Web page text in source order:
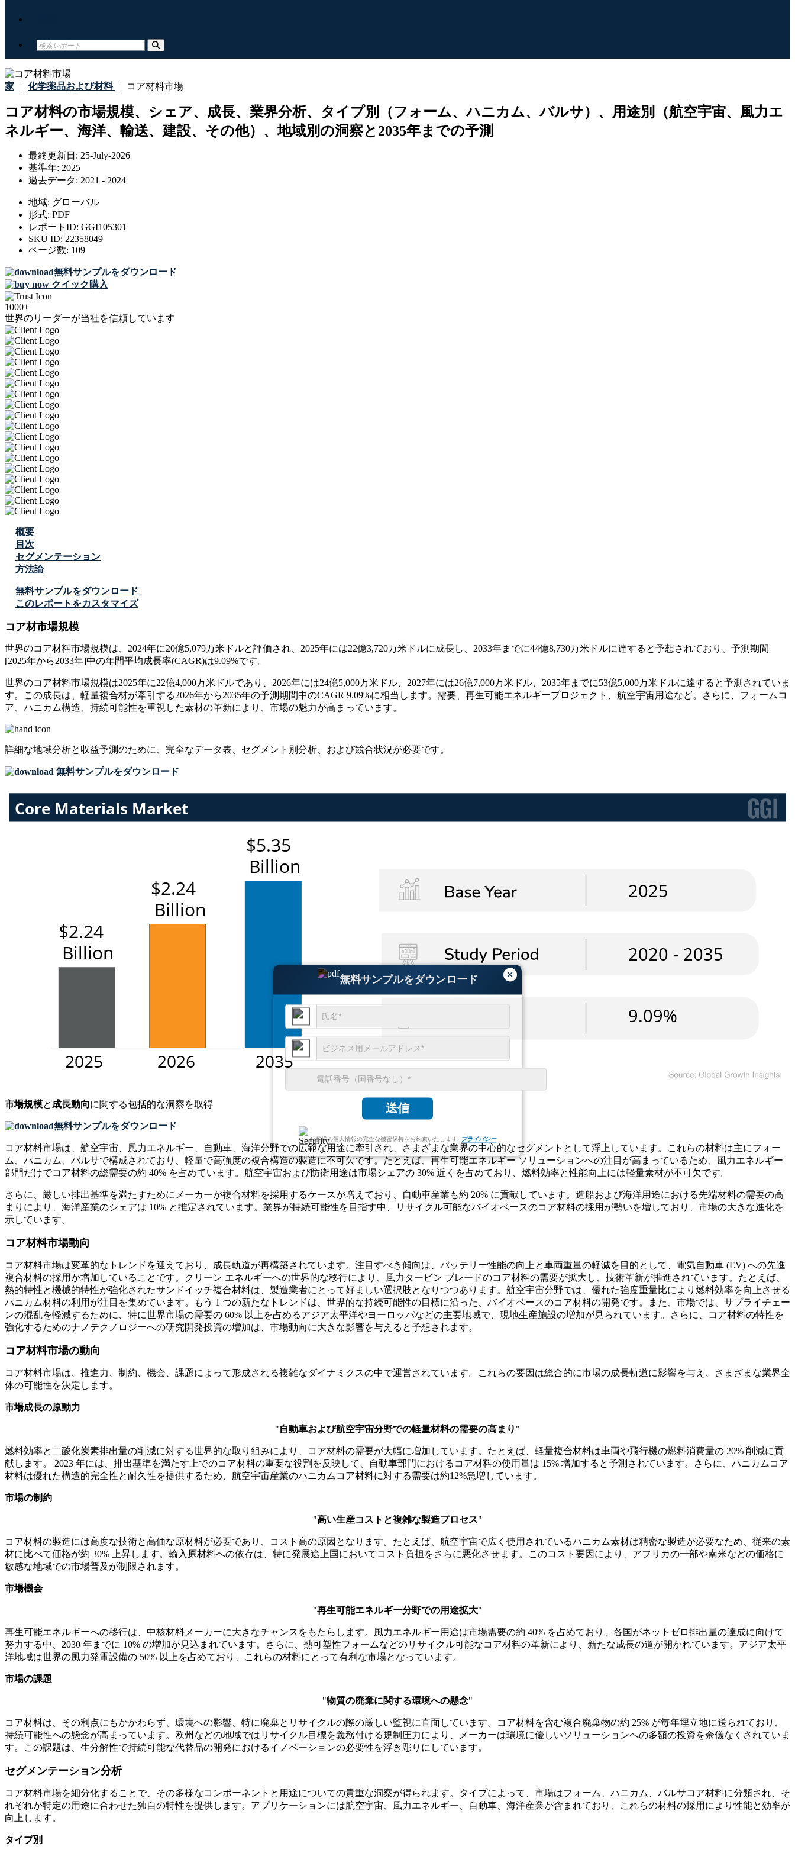
家 | 化学薬品および材料 | コア材料市場
コア材料の市場規模、シェア、成長、業界分析、タイプ別（フォーム、ハニカム、バルサ）、用途別（航空宇宙、風力エ
ネルギー、海洋、輸送、建設、その他）、地域別の洞察と2035年までの予測
最終更新日: 25-July-2026
基準年: 2025
過去データ: 2021 - 2024
地域: グローバル
形式: PDF
レポートID: GGI105301
SKU ID: 22358049
ページ数: 109
無料サンプルをダウンロード
クイック購入
1000+
世界のリーダーが当社を信頼しています
×
無料サンプルをダウンロード
送信
お客様の個人情報の完全な機密保持をお約束いたします. プライバシー
概要
目次
セグメンテーション
方法論
無料サンプルをダウンロード
このレポートをカスタマイズ
コア材市場規模
世界のコア材料市場規模は、2024年に20億5,079万米ドルと評価され、2025年には22億3,720万米ドルに成長し、2033年までに44億8,730万米ドルに達すると予想されており、予測期間
[2025年から2033年]中の年間平均成長率(CAGR)は9.09%です。
世界のコア材料市場規模は2025年に22億4,000万米ドルであり、2026年には24億5,000万米ドル、2027年には26億7,000万米ドル、2035年までに53億5,000万米ドルに達すると予測されていま
す。この成長は、軽量複合材が牽引する2026年から2035年の予測期間中のCAGR 9.09%に相当します。需要、再生可能エネルギープロジェクト、航空宇宙用途など。さらに、フォームコ
ア、ハニカム構造、持続可能性を重視した素材の革新により、市場の魅力が高まっています。
詳細な地域分析と収益予測のために、 完全なデータ表、セグメント別分析、および競合状況が必要です。
無料サンプルをダウンロード
市場規模と 成長動向に関する包括的な洞察を取得
無料サンプルをダウンロード
コア材料市場は、航空宇宙、風力エネルギー、自動車、海洋分野での広範な用途に牽引され、さまざまな業界の中心的なセグメントとして浮上しています。これらの材料は主にフォー
ム、ハニカム、バルサで構成されており、軽量で高強度の複合構造の製造に不可欠です。たとえば、再生可能エネルギー ソリューションへの注目が高まっているため、風力エネルギー
部門だけでコア材料の総需要の約 40% を占めています。航空宇宙および防衛用途は市場シェアの 30% 近くを占めており、燃料効率と性能向上には軽量素材が不可欠です。
さらに、厳しい排出基準を満たすためにメーカーが複合材料を採用するケースが増えており、自動車産業も約 20% に貢献しています。造船および海洋用途における先端材料の需要の高
まりにより、海洋産業のシェアは 10% と推定されています。業界が持続可能性を目指す中、リサイクル可能なバイオベースのコア材料の採用が勢いを増しており、市場の大きな進化を
示しています。
コア材料市場動向
コア材料市場は変革的なトレンドを迎えており、成長軌道が再構築されています。注目すべき傾向は、バッテリー性能の向上と車両重量の軽減を目的として、電気自動車 (EV) への先進
複合材料の採用が増加していることです。クリーン エネルギーへの世界的な移行により、風力タービン ブレードのコア材料の需要が拡大し、技術革新が推進されています。たとえば、
熱的特性と機械的特性が強化されたサンドイッチ複合材料は、製造業者にとって好ましい選択肢となりつつあります。航空宇宙分野では、優れた強度重量比により燃料効率を向上させる
ハニカム材料の利用が注目を集めています。もう 1 つの新たなトレンドは、世界的な持続可能性の目標に沿った、バイオベースのコア材料の開発です。また、市場では、サプライチェー
ンの混乱を軽減するために、特に世界市場の需要の 60% 以上を占めるアジア太平洋やヨーロッパなどの主要地域で、現地生産施設の増加が見られています。さらに、コア材料の特性を
強化するためのナノテクノロジーへの研究開発投資の増加は、市場動向に大きな影響を与えると予想されます。
コア材料市場の動向
コア材料市場は、推進力、制約、機会、課題によって形成される複雑なダイナミクスの中で運営されています。これらの要因は総合的に市場の成長軌道に影響を与え、さまざまな業界全
体の可能性を決定します。
市場成長の原動力
"自動車および航空宇宙分野での軽量材料の需要の高まり "
燃料効率と二酸化炭素排出量の削減に対する世界的な取り組みにより、コア材料の需要が大幅に増加しています。たとえば、軽量複合材料は車両や飛行機の燃料消費量の 20% 削減に貢
献します。 2023 年には、排出基準を満たす上でのコア材料の重要な役割を反映して、自動車部門におけるコア材料の使用量は 15% 増加すると予測されています。さらに、ハニカムコア
材料は優れた構造的完全性と耐久性を提供するため、航空宇宙産業のハニカムコア材料に対する需要は約12%急増しています。
市場の制約
"高い生産コストと複雑な製造プロセス"
コア材料の製造には高度な技術と高価な原材料が必要であり、コスト高の原因となります。たとえば、航空宇宙で広く使用されているハニカム素材は精密な製造が必要なため、従来の素
材に比べて価格が約 30% 上昇します。輸入原材料への依存は、特に発展途上国においてコスト負担をさらに悪化させます。このコスト要因により、アフリカの一部や南米などの価格に
敏感な地域での市場普及が制限されます。
市場機会
"再生可能エネルギー分野での用途拡大"
再生可能エネルギーへの移行は、中核材料メーカーに大きなチャンスをもたらします。風力エネルギー用途は市場需要の約 40% を占めており、各国がネットゼロ排出量の達成に向けて
努力する中、2030 年までに 10% の増加が見込まれています。さらに、熱可塑性フォームなどのリサイクル可能なコア材料の革新により、新たな成長の道が開かれています。アジア太平
洋地域は世界の風力発電設備の 50% 以上を占めており、これらの材料にとって有利な市場となっています。
市場の課題
"物質の廃棄に関する環境への懸念"
コア材料は、その利点にもかかわらず、環境への影響、特に廃棄とリサイクルの際の厳しい監視に直面しています。コア材料を含む複合廃棄物の約 25% が毎年埋立地に送られており、
持続可能性への懸念が高まっています。欧州などの地域ではリサイクル目標を義務付ける規制圧力により、メーカーは環境に優しいソリューションへの多額の投資を余儀なくされていま
す。この課題は、生分解性で持続可能な代替品の開発におけるイノベーションの必要性を浮き彫りにしています。
セグメンテーション分析
コア材料市場を細分化することで、その多様なコンポーネントと用途についての貴重な洞察が得られます。タイプによって、市場はフォーム、ハニカム、バルサコア材料に分類され、そ
れぞれが特定の用途に合わせた独自の特性を提供します。アプリケーションには航空宇宙、風力エネルギー、自動車、海洋産業が含まれており、これらの材料の採用により性能と効率が
向上します。
タイプ別